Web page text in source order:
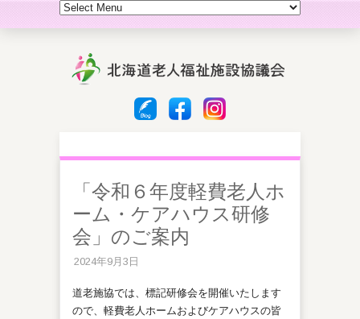
「令和６年度軽費老人ホ
ーム・ケアハウス研修
会」のご案内
2024年9月3日
道老施協では、標記研修会を開催いたします
ので、軽費老人ホームおよびケアハウスの皆